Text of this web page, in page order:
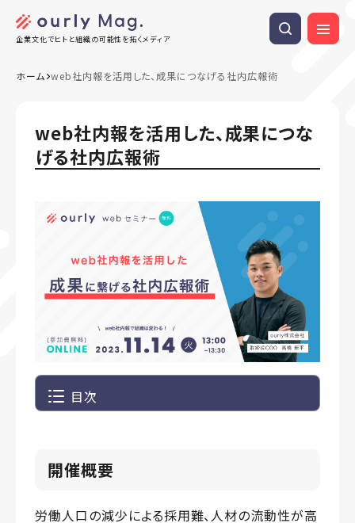
企業文化でヒトと組織の可能性を拓くメディア
ホーム web社内報を活用した、成果につなげる社内広報術
web社内報を活用した、成果につな
げる社内広報術
目次
開催概要
労働人口の減少による採用難、人材の流動性が高